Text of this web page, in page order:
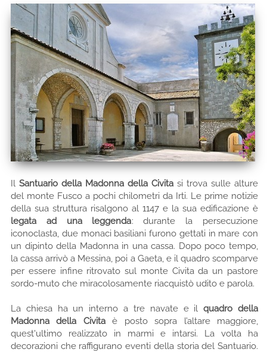
Il Santuario della Madonna della Civita si trova sulle alture
del monte Fusco a pochi chilometri da Irti. Le prime notizie
della sua struttura risalgono al 1147 e la sua edificazione è
legata ad una leggenda: durante la persecuzione
iconoclasta, due monaci basiliani furono gettati in mare con
un dipinto della Madonna in una cassa. Dopo poco tempo,
la cassa arrivò a Messina, poi a Gaeta, e il quadro scomparve
per essere infine ritrovato sul monte Civita da un pastore
sordo-muto che miracolosamente riacquistò udito e parola.
La chiesa ha un interno a tre navate e ilquadro della
Madonna della Civitaè posto sopra l’altare maggiore,
quest'ultimo realizzato in marmi e intarsi. La volta ha
decorazioni che raffigurano eventi della storia del Santuario.